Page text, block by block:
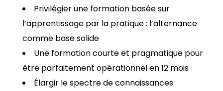
Privilégier une formation basée sur
l’apprentissage par la pratique : l’alternance
comme base solide
Une formation courte et pragmatique pour
être parfaitement opérationnel en 12 mois
Élargir le spectre de connaissances